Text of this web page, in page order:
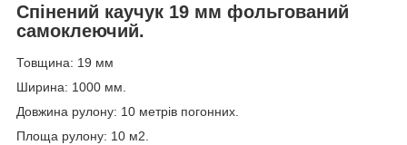
Спінений каучук 19 мм фольгований
самоклеючий.
Товщина: 19 мм
Ширина: 1000 мм.
Довжина рулону: 10 метрів погонних.
Площа рулону: 10 м2.